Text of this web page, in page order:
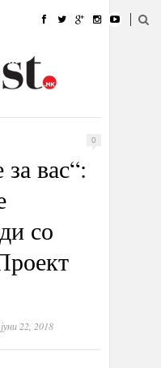
УБАВИНА
0
вас“:
со
22, 2018